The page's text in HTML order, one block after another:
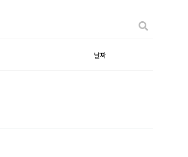
날짜